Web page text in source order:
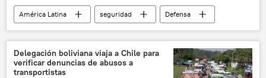
América Latina seguridad
Defensa
Internacional
Juegos Olímpicos y Paralímpicos de Río de Janeiro 2016
Brasil
Río de Janeiro
Delegación boliviana viaja a Chile para
verificar denuncias de abusos a
transportistas